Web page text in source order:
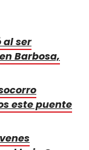
al ser
Barbosa,
este puente